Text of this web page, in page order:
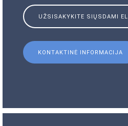
UŽSISAKYKITE SIŲSDAMI EL
KONTAKTINĖ INFORMACIJA